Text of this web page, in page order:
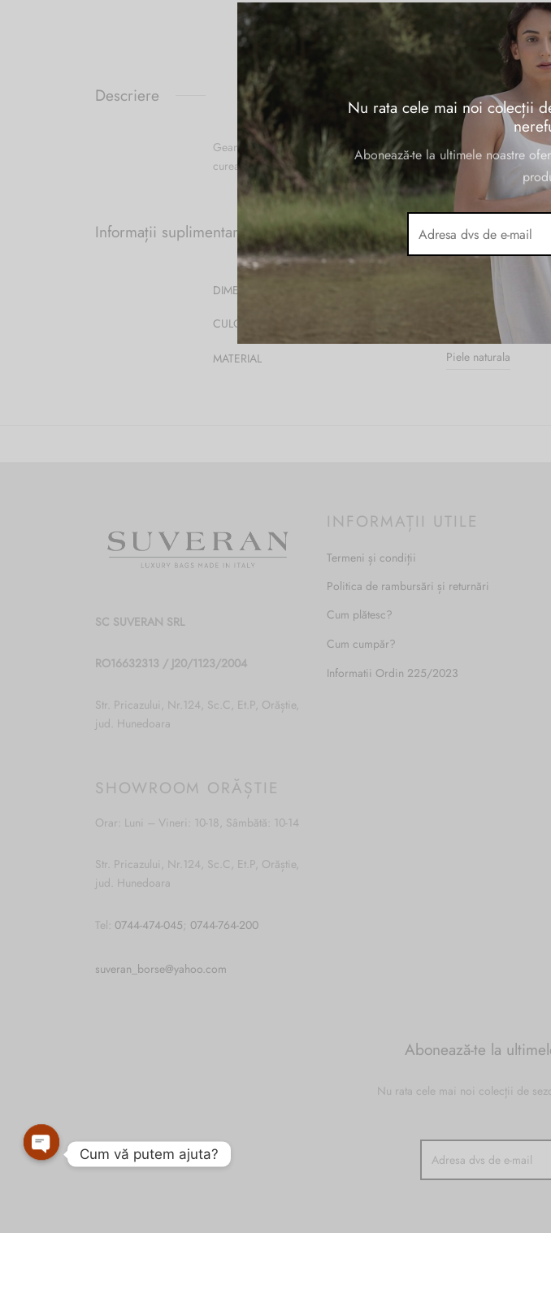
Nu rata cele mai noi colecții
Abonează-te la ultimele noastre
Descriere
Geanta de umar NANNINI din piele naturala, cu un compartiment
curea de umar, din piele, reglabila si detasabila, accesorii aurii.
Informații suplimentare
DIMENSIUNI 37 × 9 × 29 cm
CULOARE Negru
MATERIAL Piele naturala
SC SUVERAN SRL
RO16632313 / J20/1123/2004
Str. Pricazului, Nr.124, Sc.C, Et.P, Orăștie,
jud. Hunedoara
SHOWROOM ORĂȘTIE
Orar: Luni – Vineri: 10-18, Sâmbătă: 10-14
Str. Pricazului, Nr.124, Sc.C, Et.P, Orăștie,
jud. Hunedoara
Tel: 0744-474-045; 0744-764-200
suveran_borse@yahoo.com
INFORMAȚII UTILE
Termeni și condiții
Politica de rambursări și returnări
Cum plătesc?
Cum cumpăr?
Informatii Ordin 225/2023
Abonează-te la
Nu rata cele mai noi colecții de
Cum vă putem ajuta?